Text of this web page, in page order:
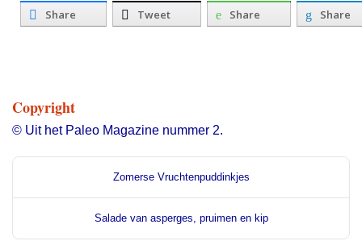
Share Tweet Share Share
Copyright
© Uit het Paleo Magazine nummer 2.
Zomerse Vruchtenpuddinkjes
Salade van asperges, pruimen en kip